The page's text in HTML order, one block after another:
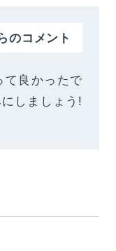
のコメント
て良かったで
しましょう!